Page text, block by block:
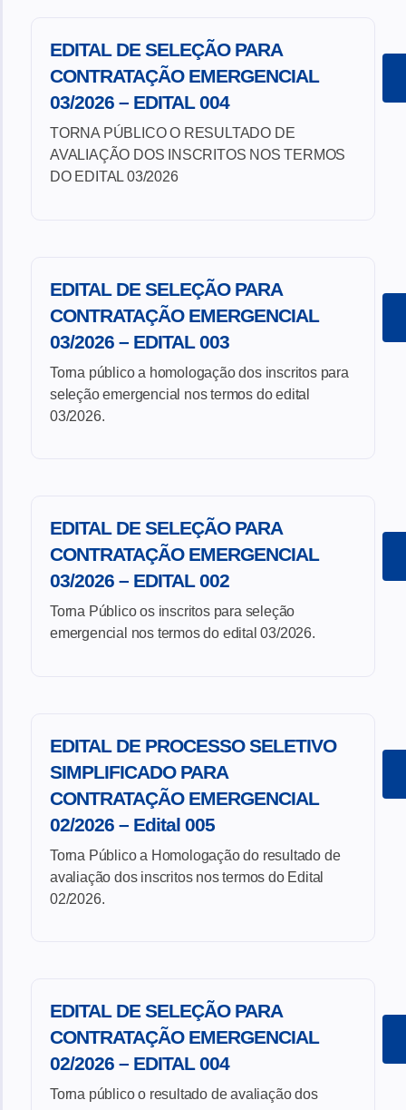
EDITAL DE SELEÇÃO PARA
CONTRATAÇÃO EMERGENCIAL
03/2026 – EDITAL 004
TORNA PÚBLICO O RESULTADO DE
AVALIAÇÃO DOS INSCRITOS NOS TERMOS
DO EDITAL 03/2026
EDITAL DE SELEÇÃO PARA
CONTRATAÇÃO EMERGENCIAL
03/2026 – EDITAL 003
Torna público a homologação dos inscritos para
seleção emergencial nos termos do edital
03/2026.
EDITAL DE SELEÇÃO PARA
CONTRATAÇÃO EMERGENCIAL
03/2026 – EDITAL 002
Torna Público os inscritos para seleção
emergencial nos termos do edital 03/2026.
EDITAL DE PROCESSO SELETIVO
SIMPLIFICADO PARA
CONTRATAÇÃO EMERGENCIAL
02/2026 – Edital 005
Torna Público a Homologação do resultado de
avaliação dos inscritos nos termos do Edital
02/2026.
EDITAL DE SELEÇÃO PARA
CONTRATAÇÃO EMERGENCIAL
02/2026 – EDITAL 004
Torna público o resultado de avaliação dos